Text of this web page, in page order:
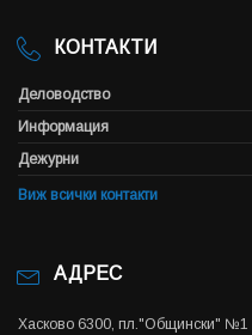
КОНТАКТИ
Деловодство
Информация
Дежурни
Виж всички контакти
АДРЕС
Хасково 6300, пл."Общински" №1